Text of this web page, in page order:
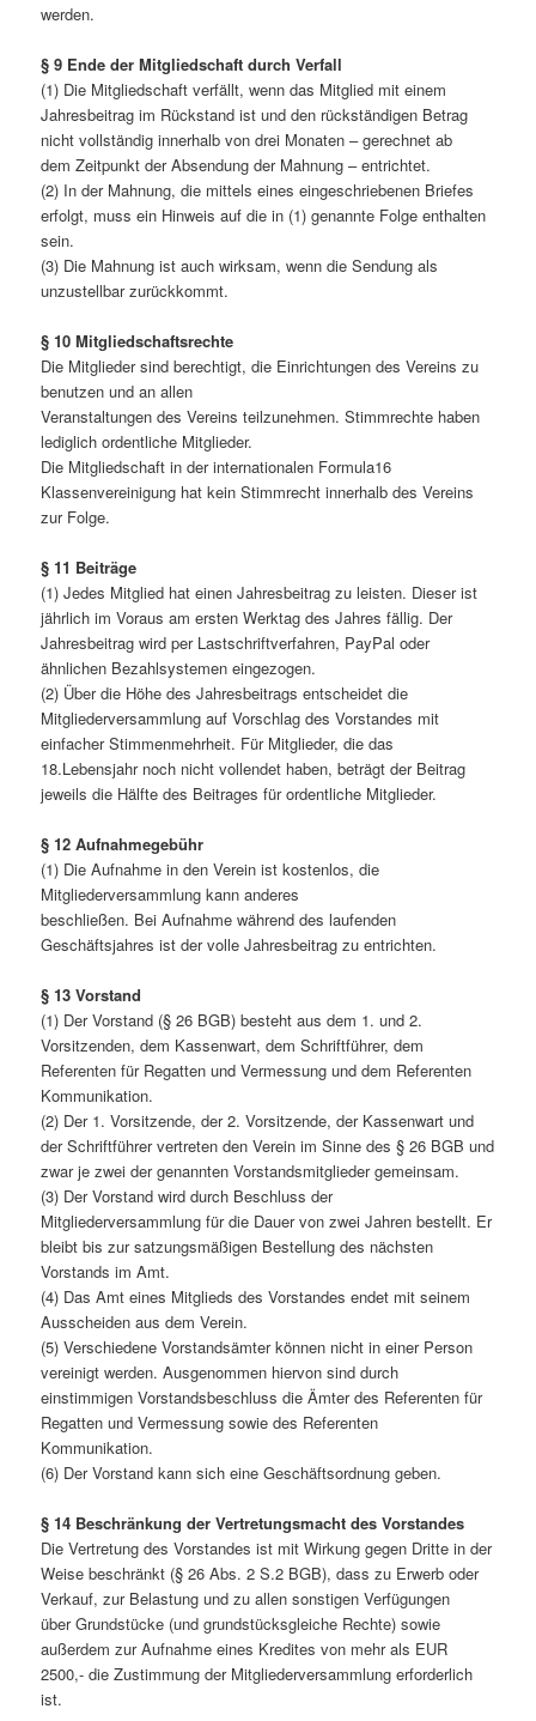
werden.
§ 9 Ende der Mitgliedschaft durch Verfall
(1) Die Mitgliedschaft verfällt, wenn das Mitglied mit einem
Jahresbeitrag im Rückstand ist und den rückständigen Betrag
nicht vollständig innerhalb von drei Monaten – gerechnet ab
dem Zeitpunkt der Absendung der Mahnung – entrichtet.
(2) In der Mahnung, die mittels eines eingeschriebenen Briefes
erfolgt, muss ein Hinweis auf die in (1) genannte Folge enthalten
sein.
(3) Die Mahnung ist auch wirksam, wenn die Sendung als
unzustellbar zurückkommt.
§ 10 Mitgliedschaftsrechte
Die Mitglieder sind berechtigt, die Einrichtungen des Vereins zu
benutzen und an allen
Veranstaltungen des Vereins teilzunehmen. Stimmrechte haben
lediglich ordentliche Mitglieder.
Die Mitgliedschaft in der internationalen Formula16
Klassenvereinigung hat kein Stimmrecht innerhalb des Vereins
zur Folge.
§ 11 Beiträge
(1) Jedes Mitglied hat einen Jahresbeitrag zu leisten. Dieser ist
jährlich im Voraus am ersten Werktag des Jahres fällig. Der
Jahresbeitrag wird per Lastschriftverfahren, PayPal oder
ähnlichen Bezahlsystemen eingezogen.
(2) Über die Höhe des Jahresbeitrags entscheidet die
Mitgliederversammlung auf Vorschlag des Vorstandes mit
einfacher Stimmenmehrheit. Für Mitglieder, die das
18.Lebensjahr noch nicht vollendet haben, beträgt der Beitrag
jeweils die Hälfte des Beitrages für ordentliche Mitglieder.
§ 12 Aufnahmegebühr
(1) Die Aufnahme in den Verein ist kostenlos, die
Mitgliederversammlung kann anderes
beschließen. Bei Aufnahme während des laufenden
Geschäftsjahres ist der volle Jahresbeitrag zu entrichten.
§ 13 Vorstand
(1) Der Vorstand (§ 26 BGB) besteht aus dem 1. und 2.
Vorsitzenden, dem Kassenwart, dem Schriftführer, dem
Referenten für Regatten und Vermessung und dem Referenten
Kommunikation.
(2) Der 1. Vorsitzende, der 2. Vorsitzende, der Kassenwart und
der Schriftführer vertreten den Verein im Sinne des § 26 BGB und
zwar je zwei der genannten Vorstandsmitglieder gemeinsam.
(3) Der Vorstand wird durch Beschluss der
Mitgliederversammlung für die Dauer von zwei Jahren bestellt. Er
bleibt bis zur satzungsmäßigen Bestellung des nächsten
Vorstands im Amt.
(4) Das Amt eines Mitglieds des Vorstandes endet mit seinem
Ausscheiden aus dem Verein.
(5) Verschiedene Vorstandsämter können nicht in einer Person
vereinigt werden. Ausgenommen hiervon sind durch
einstimmigen Vorstandsbeschluss die Ämter des Referenten für
Regatten und Vermessung sowie des Referenten
Kommunikation.
(6) Der Vorstand kann sich eine Geschäftsordnung geben.
§ 14 Beschränkung der Vertretungsmacht des Vorstandes
Die Vertretung des Vorstandes ist mit Wirkung gegen Dritte in der
Weise beschränkt (§ 26 Abs. 2 S.2 BGB), dass zu Erwerb oder
Verkauf, zur Belastung und zu allen sonstigen Verfügungen
über Grundstücke (und grundstücksgleiche Rechte) sowie
außerdem zur Aufnahme eines Kredites von mehr als EUR
2500,- die Zustimmung der Mitgliederversammlung erforderlich
ist.